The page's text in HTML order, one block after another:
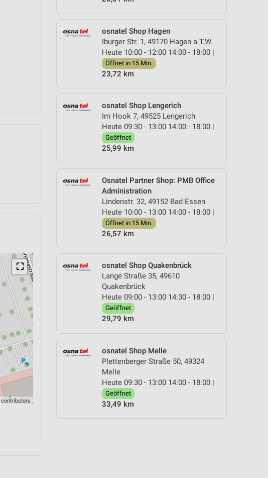
osnatel Shop Hagen
Iburger Str. 1, 49170 Hagen a.T.W.
Heute 10:00 - 12:00 14:00 - 18:00 |
Öffnet in 15 Min.
23,72 km
osnatel Shop Lengerich
Im Hook 7, 49525 Lengerich
Heute 09:30 - 13:00 14:00 - 18:00 |
Geöffnet
25,99 km
Osnatel Partner Shop: PMB Office
Administration
Lindenstr. 32, 49152 Bad Essen
Heute 10:00 - 13:00 14:00 - 18:00 |
Öffnet in 15 Min.
26,57 km
osnatel Shop Quakenbrück
Lange Straße 35, 49610
Quakenbrück
Heute 09:00 - 13:00 14:30 - 18:00 |
Geöffnet
29,79 km
osnatel Shop Melle
Plettenberger Straße 50, 49324
Melle
Heute 09:30 - 13:00 14:00 - 18:00 |
Geöffnet
33,49 km
⛶
contributors